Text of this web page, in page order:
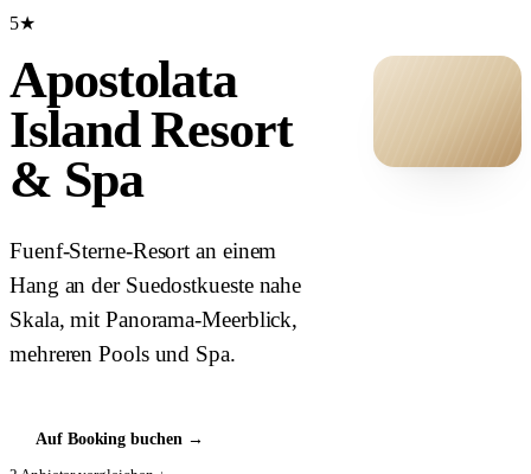
5★
Apostolata
Island Resort
& Spa
Fuenf-Sterne-Resort an einem
Hang an der Suedostkueste nahe
Skala, mit Panorama-Meerblick,
mehreren Pools und Spa.
Auf Booking buchen→